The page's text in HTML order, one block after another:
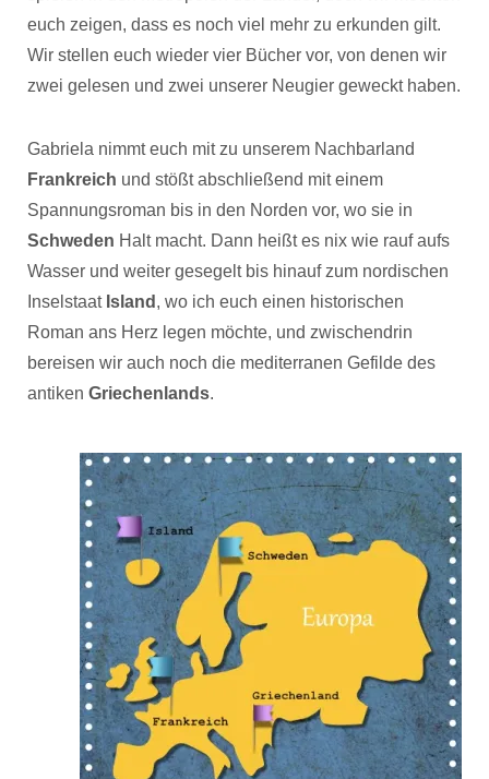
euch zeigen, dass es noch viel mehr zu erkunden gilt.
Wir stellen euch wieder vier Bücher vor, von denen wir
zwei gelesen und zwei unserer Neugier geweckt haben.
Gabriela nimmt euch mit zu unserem Nachbarland
Frankreich und stößt abschließend mit einem
Spannungsroman bis in den Norden vor, wo sie in
Schweden Halt macht. Dann heißt es nix wie rauf aufs
Wasser und weiter gesegelt bis hinauf zum nordischen
Inselstaat Island , wo ich euch einen historischen
Roman ans Herz legen möchte, und zwischendrin
bereisen wir auch noch die mediterranen Gefilde des
antiken Griechenlands.